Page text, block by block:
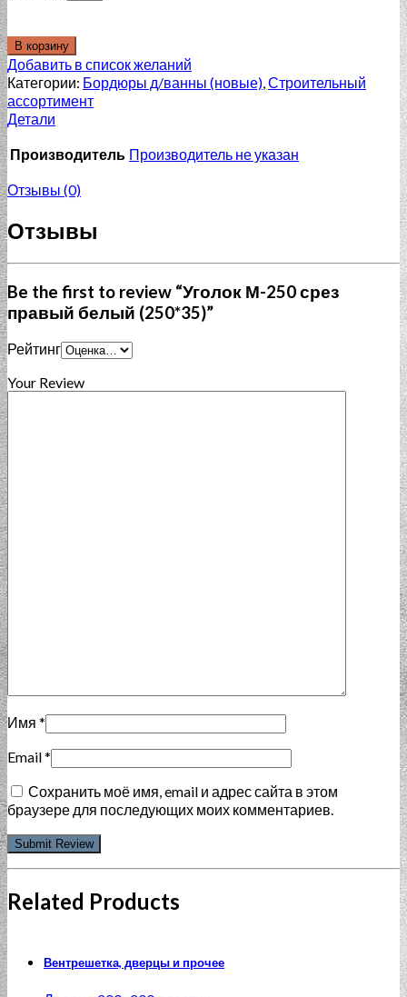
В корзину
Добавить в список желаний
Категории: Бордюры д/ванны (новые),Строительный
ассортимент
Детали
Производитель Производитель не указан
Отзывы (0)
Отзывы
Be the first to review “Уголок М-250 срез
правый белый (250*35)”
Рейтинг
Your Review
Имя *
Email*
Сохранить моё имя, email и адрес сайта в этом
браузере для последующих моих комментариев.
Related Products
Вентрешетка, дверцы и прочее